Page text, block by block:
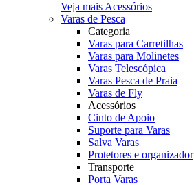
Veja mais Acessórios
Varas de Pesca
Categoria
Varas para Carretilhas
Varas para Molinetes
Varas Telescópica
Varas Pesca de Praia
Varas de Fly
Acessórios
Cinto de Apoio
Suporte para Varas
Salva Varas
Protetores e organizador
Transporte
Porta Varas